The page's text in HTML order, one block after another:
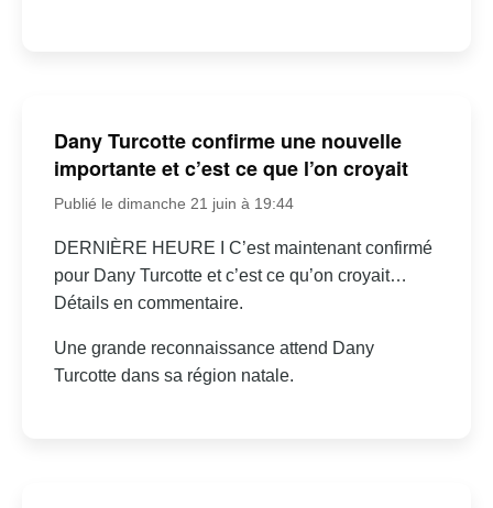
Dany Turcotte confirme une nouvelle
importante et c’est ce que l’on croyait
Publié le dimanche 21 juin à 19:44
DERNIÈRE HEURE I C’est maintenant confirmé
pour Dany Turcotte et c’est ce qu’on croyait…
Détails en commentaire.
Une grande reconnaissance attend Dany
Turcotte dans sa région natale.